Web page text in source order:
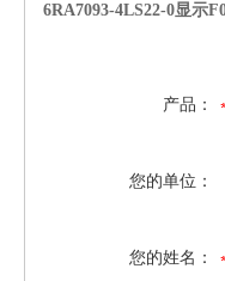
6RA7093-4LS22-0显示
产品：
您的单位：
您的姓名：